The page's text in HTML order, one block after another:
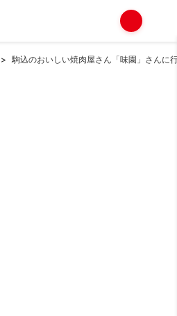
駒込のおいしい焼肉屋さん「味園」さんに